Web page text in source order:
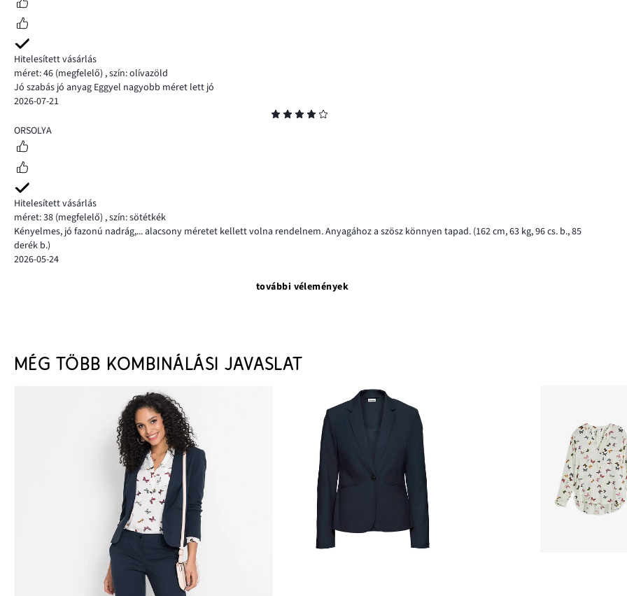
Hitelesített vásárlás
méret: 46 (megfelelő) ,szín: olívazöld
Jó szabás jó anyag Eggyel nagyobb méret lett jó
2026-07-21
4
ORSOLYA
Hitelesített vásárlás
méret: 38 (megfelelő) ,szín: sötétkék
Kényelmes, jó fazonú nadrág,... alacsony méretet kellett volna rendelnem. Anyagához a szösz könnyen tapad. (162 cm, 63 kg, 96 cs. b., 85
derék b.)
2026-05-24
további vélemények
MÉG TÖBB KOMBINÁLÁSI JAVASLAT